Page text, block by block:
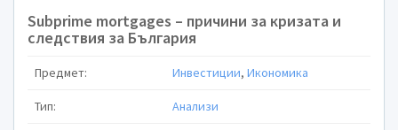
рискови ипотечни кредити в САЩ
кредитите, свързани с тях, поради
никой не знаеше къде точно на
Тази несигурност предизвика
Subprime mortgages – причини за кризата и
следствия за България
Предмет: Инвестиции, Икономика
Тип: Анализи